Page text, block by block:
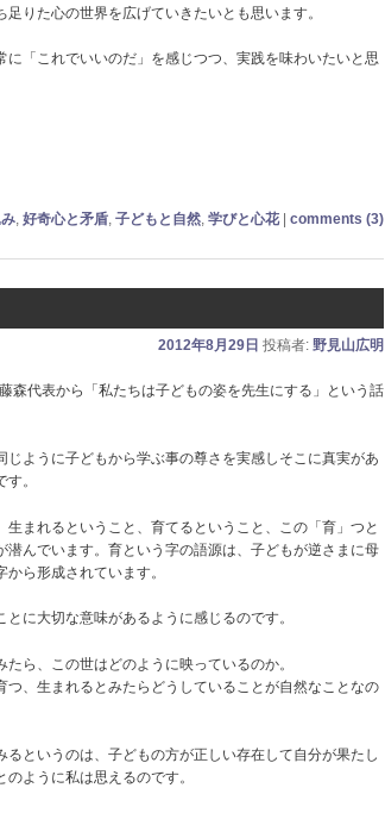
りた心の世界を広げていきたいとも思います。
に「これでいいのだ」を感じつつ、実践を味わいたいと思
好奇心と矛盾 子どもと自然 学びと心花 | comments (3)
2012年8月29日 投稿者: 野見山広明
森代表から「私たちは子どもの姿を先生にする」という話
じように子どもから学ぶ事の尊さを実感しそこに真実があ
。
生まれるということ、育てるということ、この「育」つと
潜んでいます。育という字の語源は、子どもが逆さまに母
ら形成されています。
に大切な意味があるように感じるのです。
ら、この世はどのように映っているのか。
つ、生まれるとみたらどうしていることが自然なことなの
るというのは、子どもの方が正しい存在して自分が果たし
ように私は思えるのです。